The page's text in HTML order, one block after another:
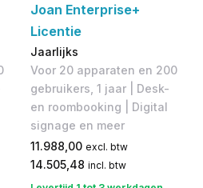
Joan Enterprise+
Licentie
Jaarlijks
Voor 20 apparaten en 200
gebruikers, 1 jaar | Desk-
en roombooking | Digital
signage en meer
11.988,00 excl. btw
14.505,48 incl. btw